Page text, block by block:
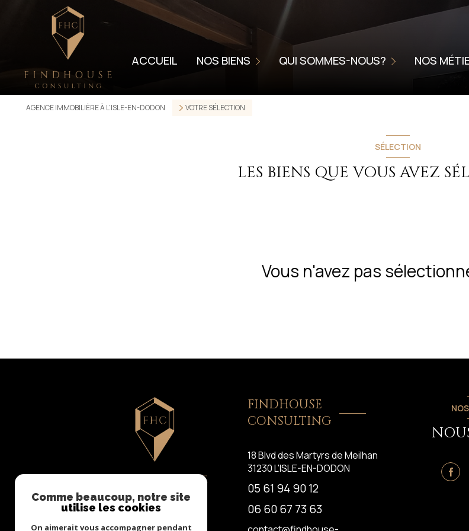
ACCUEIL NOS BIENS
LOCATION
LOCATION SAISONNIÉRE
LOUÉS
QUI SOMMES-NOUS?
L'AGENCE
NOS
METTRE
AGENCE IMMOBILIÈRE À L'ISLE-EN-DODON VOTRE SÉLECTION
SÉLECTION
LES BIENS QUE VOUS AVEZ
Vous n'avez pas
FINDHOUSE
CONSULTING
18 Blvd des Martyrs de Meilhan
31230L'ISLE-EN-DODON
05 61 94 90 12
06 60 67 73 63
Comme beaucoup, notre site
utilise les cookies
On aimerait vous accompagner pendant